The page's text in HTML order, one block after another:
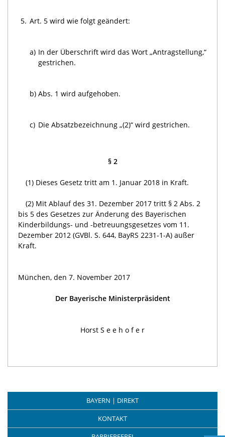
5. Art. 5 wird wie folgt geändert:
a) In der Überschrift wird das Wort „Antragstellung,“
gestrichen.
b) Abs. 1 wird aufgehoben.
c) Die Absatzbezeichnung „(2)“ wird gestrichen.
§ 2
(1) Dieses Gesetz tritt am 1. Januar 2018 in Kraft.
(2) Mit Ablauf des 31. Dezember 2017 tritt § 2 Abs. 2
bis 5 des Gesetzes zur Änderung des Bayerischen
Kinderbildungs- und -betreuungsgesetzes vom 11.
Dezember 2012 (GVBl. S. 644, BayRS 2231-1-A) außer
Kraft.
München, den 7. November 2017
Der Bayerische Ministerpräsident
Horst S e e h o f e r
BAYERN | DIREKT
KONTAKT